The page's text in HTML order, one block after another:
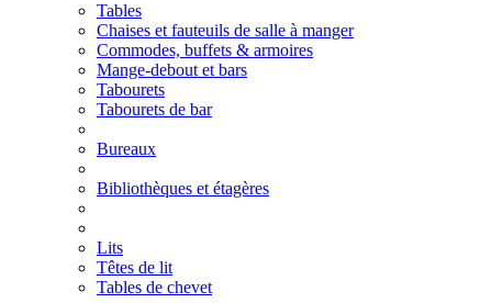
Tables
Chaises et fauteuils de salle à manger
Commodes, buffets & armoires
Mange-debout et bars
Tabourets
Tabourets de bar
Bureaux
Bibliothèques et étagères
Lits
Têtes de lit
Tables de chevet